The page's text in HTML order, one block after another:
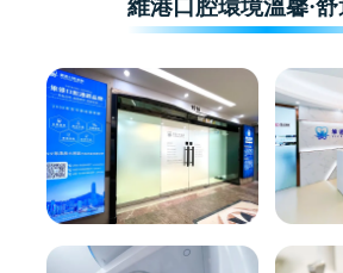
維港口腔環境溫馨·